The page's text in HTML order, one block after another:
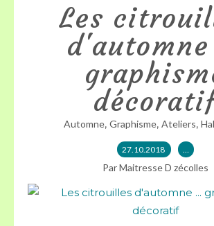
Les
Automne, Graphisme, Ateliers,
27.10.2018 …
Par Maitresse D zécolles